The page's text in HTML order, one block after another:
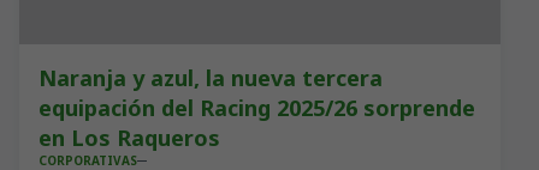
Naranja y azul, la nueva tercera
equipación del Racing 2025/26 sorprende
en Los Raqueros
CORPORATIVAS